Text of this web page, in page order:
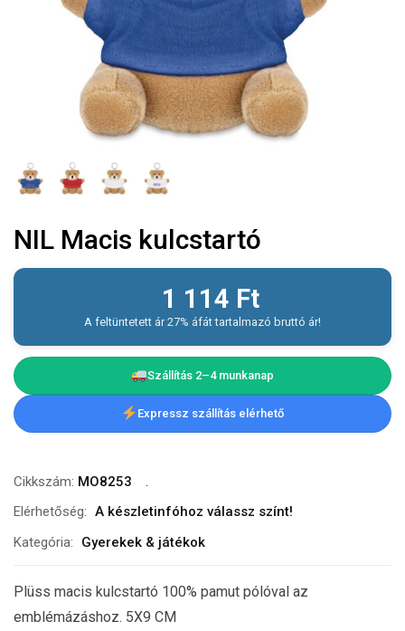
NIL Macis kulcstartó
1 114 Ft
A feltüntetett ár 27% áfát tartalmazó bruttó ár!
Szállítás 2–4 munkanap
Expressz szállítás elérhető
Cikkszám: MO8253
Elérhetőség: A készletinfóhoz válassz színt!
Kategória:
Gyerekek & játékok
Plüss macis kulcstartó 100% pamut pólóval az
emblémázáshoz. 5X9 CM